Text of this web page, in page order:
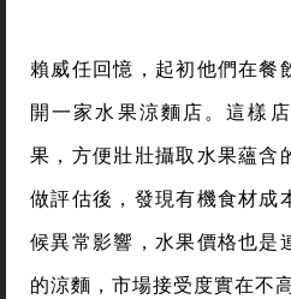
賴威任回憶，起初他們在餐
開一家水果涼麵店。這樣
果，方便壯壯攝取水果蘊含
做評估後，發現有機食材成
候異常影響，水果價格也是
的涼麵，市場接受度實在不高